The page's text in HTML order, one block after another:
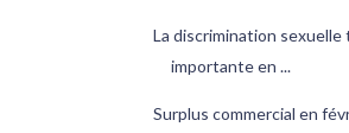
La discrimination sexuelle
importante en ...
Surplus commercial en